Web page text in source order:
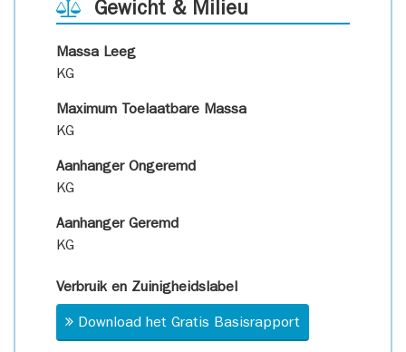
Gewicht & Milieu
Massa Leeg
KG
Maximum Toelaatbare Massa
KG
Aanhanger Ongeremd
KG
Aanhanger Geremd
KG
Verbruik en Zuinigheidslabel
Download het Gratis Basisrapport